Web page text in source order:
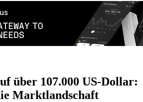
über 107.000 US-Dollar:
Marktlandschaft